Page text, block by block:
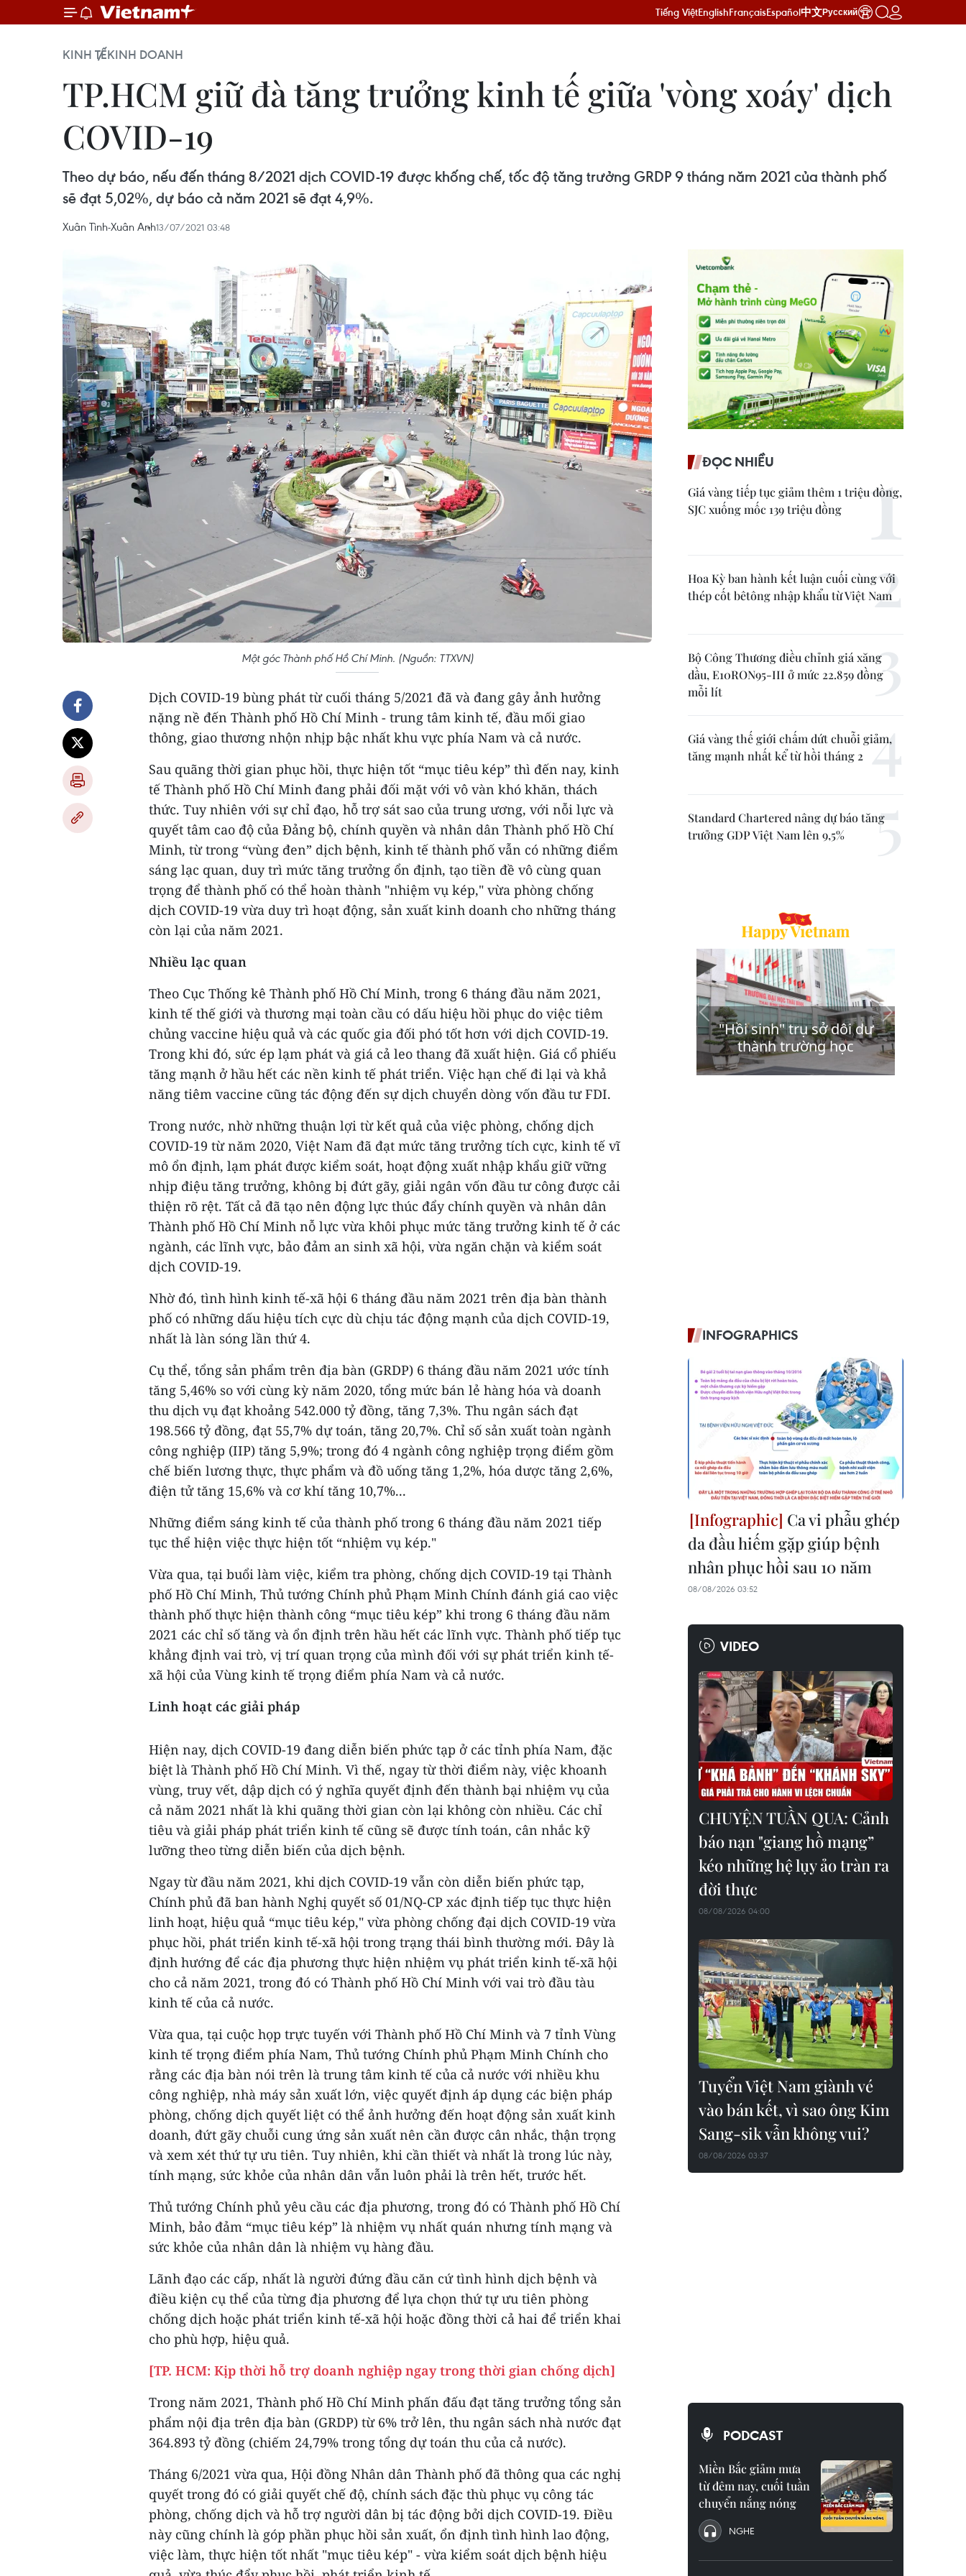
Tiếng ViệtEnglishFrançaisEspañol中文Русский
KINH TẾKINH DOANH
TP.HCM giữ đà tăng trưởng kinh tế giữa 'vòng xoáy' dịch
COVID-19
Theo dự báo, nếu đến tháng 8/2021 dịch COVID-19 được khống chế, tốc độ tăng trưởng GRDP 9 tháng năm 2021 của thành phố
sẽ đạt 5,02%, dự báo cả năm 2021 sẽ đạt 4,9%.
Xuân Tình-Xuân Anh13/07/2021 03:48
Một góc Thành phố Hồ Chí Minh. (Nguồn: TTXVN)
Dịch COVID-19 bùng phát từ cuối tháng 5/2021 đã và đang gây ảnh hưởng
nặng nề đến Thành phố Hồ Chí Minh - trung tâm kinh tế, đầu mối giao
thông, giao thương nhộn nhịp bậc nhất khu vực phía Nam và cả nước.
Sau quãng thời gian phục hồi, thực hiện tốt “mục tiêu kép” thì đến nay, kinh
tế Thành phố Hồ Chí Minh đang phải đối mặt với vô vàn khó khăn, thách
thức. Tuy nhiên với sự chỉ đạo, hỗ trợ sát sao của trung ương, với nỗi lực và
quyết tâm cao độ của Đảng bộ, chính quyền và nhân dân Thành phố Hồ Chí
Minh, từ trong “vùng đen” dịch bệnh, kinh tế thành phố vẫn có những điểm
sáng lạc quan, duy trì mức tăng trưởng ổn định, tạo tiền đề vô cùng quan
trọng để thành phố có thể hoàn thành "nhiệm vụ kép," vừa phòng chống
dịch COVID-19 vừa duy trì hoạt động, sản xuất kinh doanh cho những tháng
còn lại của năm 2021.
Nhiều lạc quan
Theo Cục Thống kê Thành phố Hồ Chí Minh, trong 6 tháng đầu năm 2021,
kinh tế thế giới và thương mại toàn cầu có dấu hiệu hồi phục do việc tiêm
chủng vaccine hiệu quả và các quốc gia đối phó tốt hơn với dịch COVID-19.
Trong khi đó, sức ép lạm phát và giá cả leo thang đã xuất hiện. Giá cổ phiếu
tăng mạnh ở hầu hết các nền kinh tế phát triển. Việc hạn chế đi lại và khả
năng tiêm vaccine cũng tác động đến sự dịch chuyển dòng vốn đầu tư FDI.
Trong nước, nhờ những thuận lợi từ kết quả của việc phòng, chống dịch
COVID-19 từ năm 2020, Việt Nam đã đạt mức tăng trưởng tích cực, kinh tế vĩ
mô ổn định, lạm phát được kiểm soát, hoạt động xuất nhập khẩu giữ vững
nhịp điệu tăng trưởng, không bị đứt gãy, giải ngân vốn đầu tư công được cải
thiện rõ rệt. Tất cả đã tạo nên động lực thúc đẩy chính quyền và nhân dân
Thành phố Hồ Chí Minh nỗ lực vừa khôi phục mức tăng trưởng kinh tế ở các
ngành, các lĩnh vực, bảo đảm an sinh xã hội, vừa ngăn chặn và kiểm soát
dịch COVID-19.
Nhờ đó, tình hình kinh tế-xã hội 6 tháng đầu năm 2021 trên địa bàn thành
phố có những dấu hiệu tích cực dù chịu tác động mạnh của dịch COVID-19,
nhất là làn sóng lần thứ 4.
Cụ thể, tổng sản phẩm trên địa bàn (GRDP) 6 tháng đầu năm 2021 ước tính
tăng 5,46% so với cùng kỳ năm 2020, tổng mức bán lẻ hàng hóa và doanh
thu dịch vụ đạt khoảng 542.000 tỷ đồng, tăng 7,3%. Thu ngân sách đạt
198.566 tỷ đồng, đạt 55,7% dự toán, tăng 20,7%. Chỉ số sản xuất toàn ngành
công nghiệp (IIP) tăng 5,9%; trong đó 4 ngành công nghiệp trọng điểm gồm
chế biến lương thực, thực phẩm và đồ uống tăng 1,2%, hóa dược tăng 2,6%,
điện tử tăng 15,6% và cơ khí tăng 10,7%...
Những điểm sáng kinh tế của thành phố trong 6 tháng đầu năm 2021 tiếp
tục thể hiện việc thực hiện tốt “nhiệm vụ kép."
Vừa qua, tại buổi làm việc, kiểm tra phòng, chống dịch COVID-19 tại Thành
phố Hồ Chí Minh, Thủ tướng Chính phủ Phạm Minh Chính đánh giá cao việc
thành phố thực hiện thành công “mục tiêu kép” khi trong 6 tháng đầu năm
2021 các chỉ số tăng và ổn định trên hầu hết các lĩnh vực. Thành phố tiếp tục
khẳng định vai trò, vị trí quan trọng của mình đối với sự phát triển kinh tế-
xã hội của Vùng kinh tế trọng điểm phía Nam và cả nước.
Linh hoạt các giải pháp
Hiện nay, dịch COVID-19 đang diễn biến phức tạp ở các tỉnh phía Nam, đặc
biệt là Thành phố Hồ Chí Minh. Vì thế, ngay từ thời điểm này, việc khoanh
vùng, truy vết, dập dịch có ý nghĩa quyết định đến thành bại nhiệm vụ của
cả năm 2021 nhất là khi quãng thời gian còn lại không còn nhiều. Các chỉ
tiêu và giải pháp phát triển kinh tế cũng sẽ được tính toán, cân nhắc kỹ
lưỡng theo từng diễn biến của dịch bệnh.
Ngay từ đầu năm 2021, khi dịch COVID-19 vẫn còn diễn biến phức tạp,
Chính phủ đã ban hành Nghị quyết số 01/NQ-CP xác định tiếp tục thực hiện
linh hoạt, hiệu quả “mục tiêu kép," vừa phòng chống đại dịch COVID-19 vừa
phục hồi, phát triển kinh tế-xã hội trong trạng thái bình thường mới. Đây là
định hướng để các địa phương thực hiện nhiệm vụ phát triển kinh tế-xã hội
cho cả năm 2021, trong đó có Thành phố Hồ Chí Minh với vai trò đầu tàu
kinh tế của cả nước.
Vừa qua, tại cuộc họp trực tuyến với Thành phố Hồ Chí Minh và 7 tỉnh Vùng
kinh tế trọng điểm phía Nam, Thủ tướng Chính phủ Phạm Minh Chính cho
rằng các địa bàn nói trên là trung tâm kinh tế của cả nước với nhiều khu
công nghiệp, nhà máy sản xuất lớn, việc quyết định áp dụng các biện pháp
phòng, chống dịch quyết liệt có thể ảnh hưởng đến hoạt động sản xuất kinh
doanh, đứt gãy chuỗi cung ứng sản xuất nên cần được cân nhắc, thận trọng
và xem xét thứ tự ưu tiên. Tuy nhiên, khi cần thiết và nhất là trong lúc này,
tính mạng, sức khỏe của nhân dân vẫn luôn phải là trên hết, trước hết.
Thủ tướng Chính phủ yêu cầu các địa phương, trong đó có Thành phố Hồ Chí
Minh, bảo đảm “mục tiêu kép” là nhiệm vụ nhất quán nhưng tính mạng và
sức khỏe của nhân dân là nhiệm vụ hàng đầu.
Lãnh đạo các cấp, nhất là người đứng đầu căn cứ tình hình dịch bệnh và
điều kiện cụ thể của từng địa phương để lựa chọn thứ tự ưu tiên phòng
chống dịch hoặc phát triển kinh tế-xã hội hoặc đồng thời cả hai để triển khai
cho phù hợp, hiệu quả.
[TP. HCM: Kịp thời hỗ trợ doanh nghiệp ngay trong thời gian chống dịch]
Trong năm 2021, Thành phố Hồ Chí Minh phấn đấu đạt tăng trưởng tổng sản
phẩm nội địa trên địa bàn (GRDP) từ 6% trở lên, thu ngân sách nhà nước đạt
364.893 tỷ đồng (chiếm 24,79% trong tổng dự toán thu của cả nước).
Tháng 6/2021 vừa qua, Hội đồng Nhân dân Thành phố đã thông qua các nghị
quyết trong đó có giải quyết chế độ, chính sách đặc thù phục vụ công tác
phòng, chống dịch và hỗ trợ người dân bị tác động bởi dịch COVID-19. Điều
này cũng chính là góp phần phục hồi sản xuất, ổn định tình hình lao động,
việc làm, thực hiện tốt nhất "mục tiêu kép" - vừa kiểm soát dịch bệnh hiệu
ĐỌC NHIỀU
Giá vàng tiếp tục giảm thêm 1 triệu đồng,
SJC xuống mốc 139 triệu đồng
Hoa Kỳ ban hành kết luận cuối cùng với
thép cốt bêtông nhập khẩu từ Việt Nam
Bộ Công Thương điều chỉnh giá xăng
dầu, E10RON95-III ở mức 22.859 đồng
mỗi lít
Giá vàng thế giới chấm dứt chuỗi giảm,
tăng mạnh nhất kể từ hồi tháng 2
Standard Chartered nâng dự báo tăng
trưởng GDP Việt Nam lên 9,5%
INFOGRAPHICS
Ca vi phẫu ghép
da đầu hiếm gặp giúp bệnh
nhân phục hồi sau 10 năm
08/08/2026 03:52
VIDEO
CHUYỆN TUẦN QUA: Cảnh
báo nạn "giang hồ mạng”
kéo những hệ lụy ảo tràn ra
đời thực
08/08/2026 04:00
Tuyển Việt Nam giành vé
vào bán kết, vì sao ông Kim
Sang-sik vẫn không vui?
08/08/2026 03:37
PODCAST
Miền Bắc giảm mưa
từ đêm nay, cuối tuần
chuyển nắng nóng
NGHE